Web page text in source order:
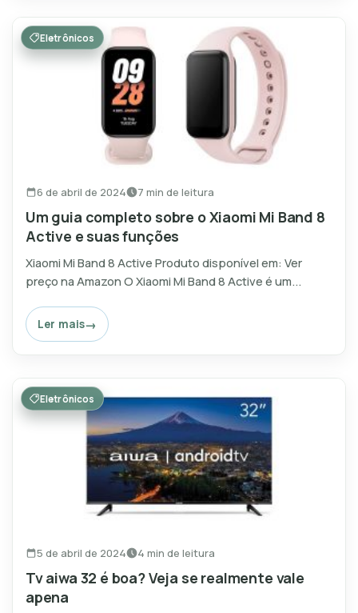
Eletrônicos
6 de abril de 2024 7 min de leitura
Um guia completo sobre o Xiaomi Mi Band 8
Active e suas funções
Xiaomi Mi Band 8 Active Produto disponível em: Ver
preço na Amazon O Xiaomi Mi Band 8 Active é um...
Ler mais
Eletrônicos
5 de abril de 2024 4 min de leitura
Tv aiwa 32 é boa? Veja se realmente vale
apena